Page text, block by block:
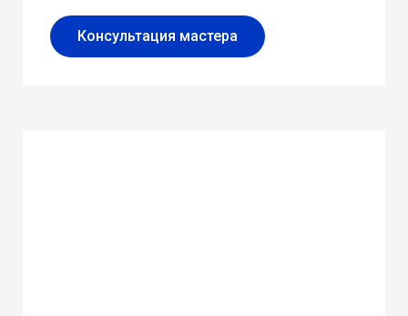
Консультация мастера